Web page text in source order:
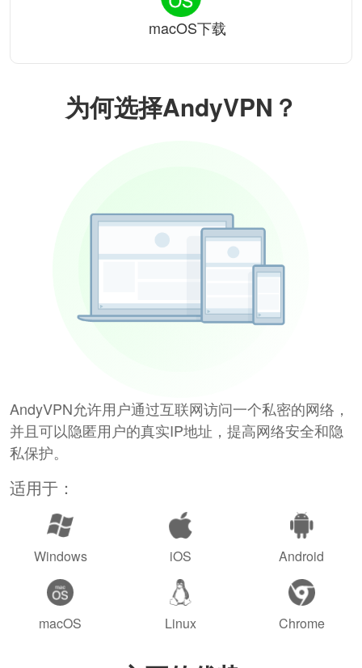
为何选择AndyVPN？
AndyVPN允许用户通过互联网访问一个私密的网络，
并且可以隐匿用户的真实IP地址，提高网络安全和隐
私保护。
适用于：
Windows iOS Android
macOS Linux Chrome
macOS下载